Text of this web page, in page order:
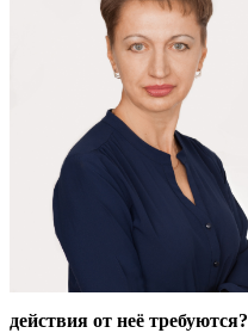
действия от неё требуются?